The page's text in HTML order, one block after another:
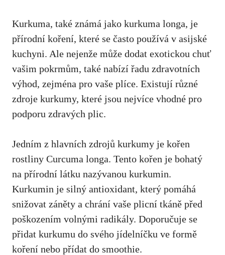
Kurkuma, také známá jako kurkuma longa, je
⁢přírodní⁣ koření, které se často ‍používá v asijské
kuchyni. Ale nejenže může dodat exotickou ⁣chuť
vašim pokrmům, také nabízí řadu ‌zdravotních
výhod, zejména pro⁤ vaše ​plíce. Existují různé⁣
zdroje kurkumy, které jsou nejvíce vhodné pro
podporu zdravých ⁤plic.
Jedním z hlavních zdrojů kurkumy‌ je kořen
rostliny Curcuma longa. Tento kořen je ⁤bohatý ​
na přírodní ⁣látku nazývanou kurkumin.⁤
Kurkumin je silný ‌antioxidant, který ⁤pomáhá
snižovat záněty a chrání vaše plicní tkáně před
poškozením volnými radikály. Doporučuje se
přidat kurkumu do svého jídelníčku ve formě
koření nebo přídat do smoothie.